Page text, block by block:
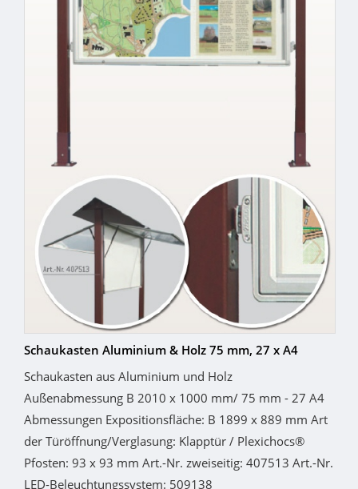
Schaukasten Aluminium & Holz 75 mm, 27 x A4
Schaukasten aus Aluminium und Holz
Außenabmessung B 2010 x 1000 mm/ 75 mm - 27 A4
Abmessungen Expositionsfläche: B 1899 x 889 mm Art
der Türöffnung/Verglasung: Klapptür / Plexichocs®
Pfosten: 93 x 93 mm Art.-Nr. zweiseitig: 407513 Art.-Nr.
LED-Beleuchtungssystem: 509138